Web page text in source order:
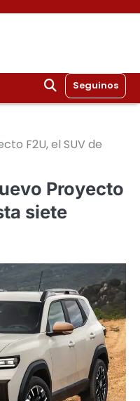
Seguinos
F2U, el SUV de
Proyecto
siete